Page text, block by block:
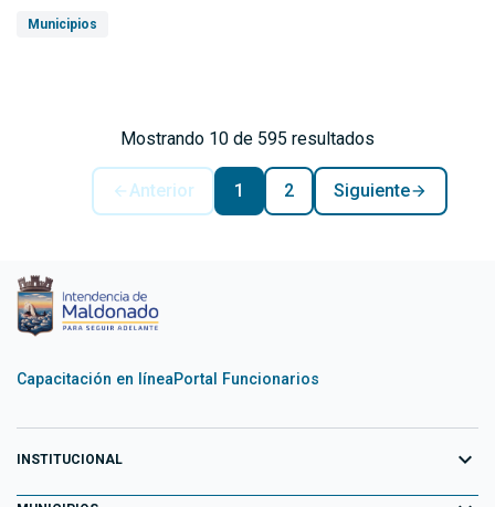
Municipios
Mostrando 10 de 595 resultados
Anterior 1 2 Siguiente
Capacitación en líneaPortal Funcionarios
INSTITUCIONAL expand_more